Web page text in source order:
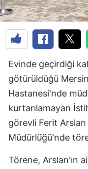
Evinde geçirdiği
götürüldüğü
Hastanesi'nde
kurtarılamayan
görevli Ferit
Müdürlüğü'nde
Törene, Arslan'ın